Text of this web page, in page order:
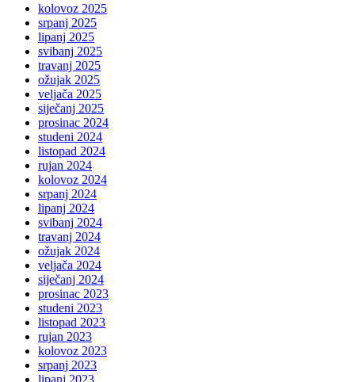
kolovoz 2025
srpanj 2025
lipanj 2025
svibanj 2025
travanj 2025
ožujak 2025
veljača 2025
siječanj 2025
prosinac 2024
studeni 2024
listopad 2024
rujan 2024
kolovoz 2024
srpanj 2024
lipanj 2024
svibanj 2024
travanj 2024
ožujak 2024
veljača 2024
siječanj 2024
prosinac 2023
studeni 2023
listopad 2023
rujan 2023
kolovoz 2023
srpanj 2023
lipanj 2023